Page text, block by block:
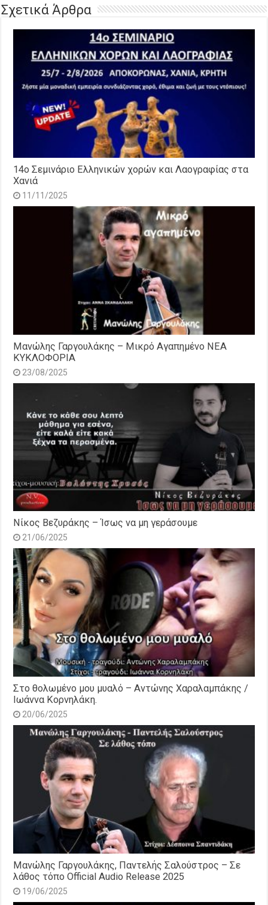
Σχετικά Άρθρα
14o Σεμινάριο Ελληνικών χορών και Λαογραφίας στα
Χανιά
11/11/2025
Μανώλης Γαργουλάκης – Μικρό Αγαπημένο NEΑ
ΚΥΚΛΟΦΟΡΙΑ
23/08/2025
Νίκος Βεζυράκης – Ίσως να μη γεράσουμε
21/06/2025
Στο θολωμένο μου μυαλό – Αντώνης Χαραλαμπάκης /
Ιωάννα Κορνηλάκη.
20/06/2025
Μανώλης Γαργουλάκης, Παντελής Σαλούστρος – Σε
λάθος τόπο Official Audio Release 2025
19/06/2025